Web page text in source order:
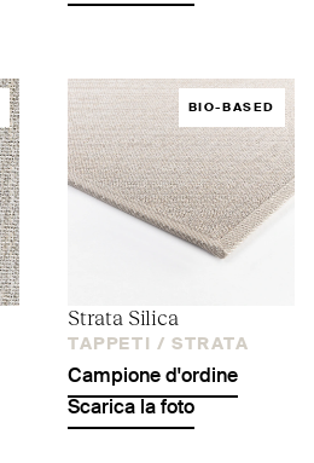
BIO-BASED
Strata Silica
TAPPETI / STRATA
Campione d'ordine
Scarica la foto